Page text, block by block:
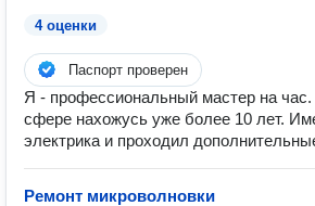
4 оценки
Паспорт проверен
Я - профессиональный мастер на
сфере нахожусь уже более 10 лет.
электрика и проходил
Ремонт микроволновки